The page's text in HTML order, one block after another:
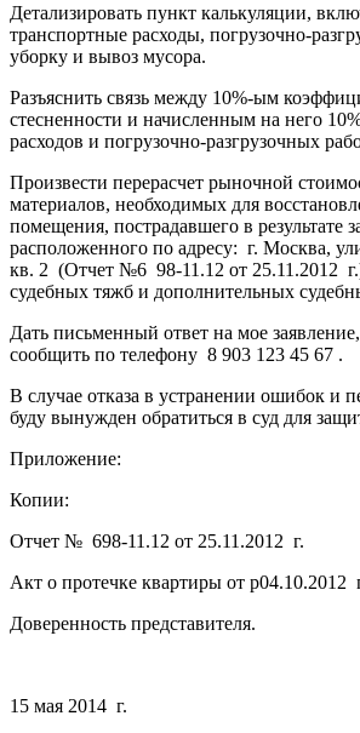
Детализировать пункт калькуляции,
транспортные расходы, погрузочно-
уборку и вывоз мусора.
Разъяснить связь между 10%-ым
стесненности и начисленным на него
расходов и погрузочно-разгрузочных
Произвести перерасчет рыночной
материалов, необходимых для
помещения, пострадавшего в результате
расположенного по адресу: г. Москва,
кв. 2 (Отчет №6 98-11.12 от 25.11.2012
судебных тяжб и дополнительных
Дать письменный ответ на мое
сообщить по телефону 8 903 123 45 67 .
В случае отказа в устранении ошибок и
буду вынужден обратиться в суд для
Приложение:
Копии:
Отчет № 698-11.12 от 25.11.2012 г.
Акт о протечке квартиры от p04.10.2012
Доверенность представителя.
15 мая 2014 г.